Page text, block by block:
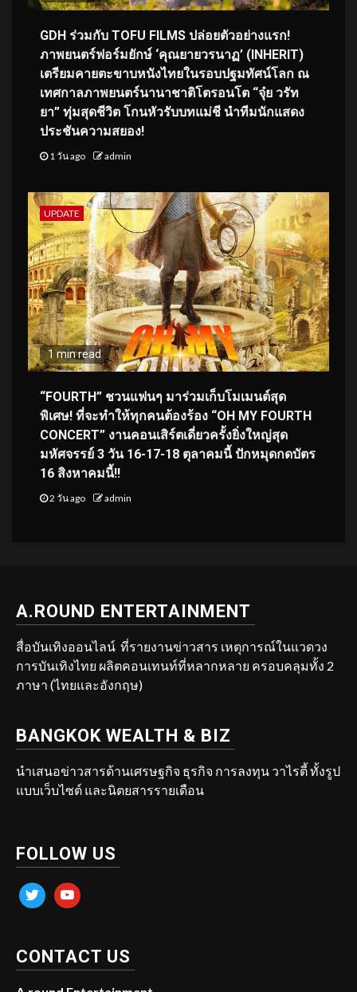
GDH ร่วมกับ TOFU FILMS ปล่อยตัวอย่างแรก!
ภาพยนตร์ฟอร์มยักษ์ ‘คุณยายวรนาฏ’ (INHERIT)
เตรียมคายตะขาบหนังไทยในรอบปฐมทัศน์โลก ณ
เทศกาลภาพยนตร์นานาชาติโตรอนโต “จุ๋ย วรัท
ยา” ทุ่มสุดชีวิต โกนหัวรับบทแม่ชี นำทีมนักแสดง
ประชันความสยอง!
1 วัน ago admin
UPDATE
1 min read
“FOURTH” ชวนแฟนๆ มาร่วมเก็บโมเมนต์สุด
พิเศษ! ที่จะทำให้ทุกคนต้องร้อง “OH MY FOURTH
CONCERT” งานคอนเสิร์ตเดี่ยวครั้งยิ่งใหญ่สุด
มหัศจรรย์ 3 วัน 16-17-18 ตุลาคมนี้ ปักหมุดกดบัตร
16 สิงหาคมนี้!!
2 วัน ago admin
A.ROUND ENTERTAINMENT
สื่อบันเทิงออนไลน์ ที่รายงานข่าวสาร เหตุการณ์ในแวดวง
การบันเทิงไทย ผลิตคอนเทนท์ที่หลากหลาย ครอบคลุมทั้ง 2
ภาษา (ไทยและอังกฤษ)
BANGKOK WEALTH & BIZ
นำเสนอข่าวสารด้านเศรษฐกิจ ธุรกิจ การลงทุน วาไรตี้ ทั้งรูป
แบบเว็บไซต์ และนิตยสารรายเดือน
FOLLOW US
twitter youtube
CONTACT US